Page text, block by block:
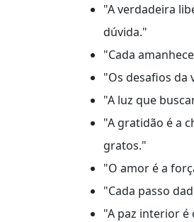
"A verdadeira
dúvida."
"Cada
"Os desafios da
"A luz que
"A gratidão é a
gratos."
"O amor é a
"Cada passo
"A paz interior